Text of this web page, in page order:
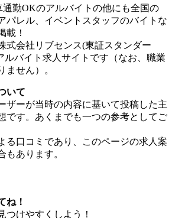
勤OKのアルバイトの他にも全国の
パレル、イベントスタッフのバイトな
載！
式会社リブセンス(東証スタンダー
ルバイト求人サイトです（なお、職業
ません）。
いて
ザーが当時の内容に基いて投稿した主
です。あくまでも一つの参考としてご
る口コミであり、このページの求人案
もあります。
ね！
つけやすくしよう！